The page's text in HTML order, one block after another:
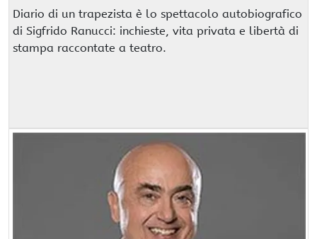
Diario di un trapezista è lo spettacolo autobiografico
di Sigfrido Ranucci: inchieste, vita privata e libertà di
stampa raccontate a teatro.